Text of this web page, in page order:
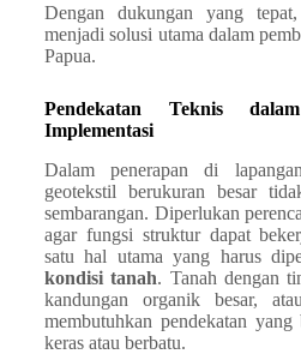
Dengan dukungan yang
menjadi solusi utama dalam
Papua.
Pendekatan Teknis
Implementasi
Dalam penerapan di
geotekstil berukuran besar
sembarangan. Diperlukan
agar fungsi struktur dapat
satu hal utama yang harus
kondisi tanah. Tanah dengan
kandungan organik besar,
membutuhkan pendekatan
keras atau berbatu.